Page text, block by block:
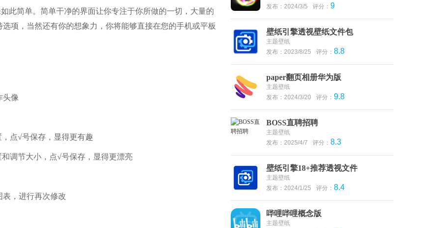
此简单。简单干净的界面让你专注于你所做的一切，大量的
项，当然还有你的想象力，你将能够直接在您的手机或平板
头像
点√号保存，显得更有趣
调节大小，点√号保存，显得更漂亮
表，进行再次修改
发布：2024/3/5
评分： 9
壁纸引擎透视壁纸文件包
主题壁纸
发布：2023/8/25
评分： 8.8
paper翻页相册华为版
主题壁纸
发布：2024/3/20
评分： 9.8
BOSS直聘招聘
主题壁纸
发布：2025/4/7
评分： 8.3
壁纸引擎18+推荐透视文件
主题壁纸
发布：2024/1/25
评分： 8.4
哔哩哔哩概念版
主题壁纸